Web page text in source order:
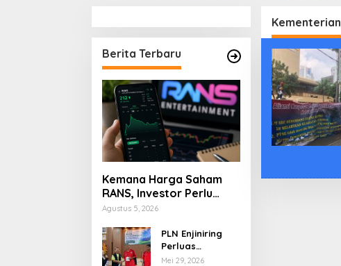
Keterbatasan
Berita Terbaru
Kemana Harga Saham
RANS, Investor Perlu
Cermati Fundamental
Spekulasi Berlebihan
Agustus 5, 2026
PLN Enjiniring
Perluas
Wawasan Siswa
Mei 29, 2026
Kementerian